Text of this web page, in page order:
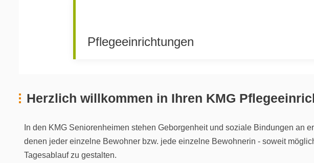
Pflegeeinrichtungen
Herzlich willkommen in Ihren KMG
In den KMG Seniorenheimen stehen Geborgenheit und soziale Bindungen an
denen jeder einzelne Bewohner bzw. jede einzelne Bewohnerin - soweit
Tagesablauf zu gestalten.